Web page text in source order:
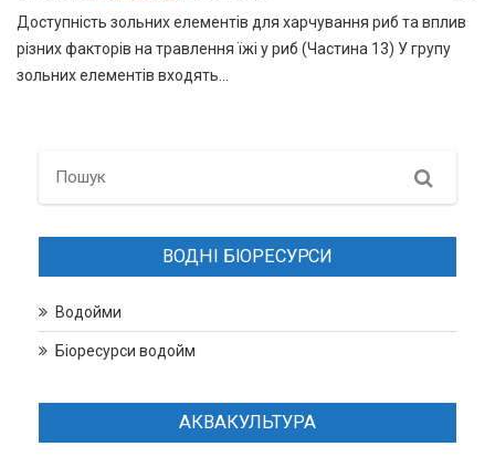
Доступність зольних елементів для харчування риб та вплив
різних факторів на травлення їжі у риб (Частина 13) У групу
зольних елементів входять…
Search
ВОДНІ БІОРЕСУРСИ
Водойми
Біоресурси водойм
АКВАКУЛЬТУРА